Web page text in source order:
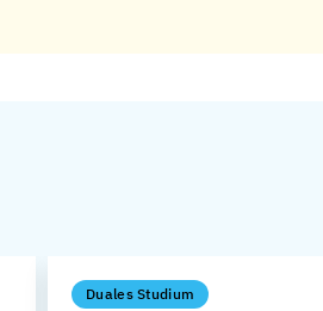
Duales Studium